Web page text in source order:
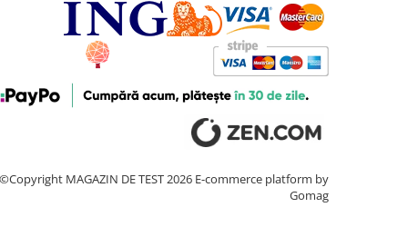
©Copyright MAGAZIN DE TEST 2026 E-commerce platform by
Gomag